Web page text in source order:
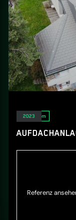
Solarstrom
Referenz
2023